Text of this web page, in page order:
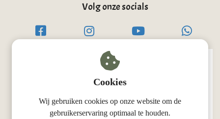
Volg onze socials
Cookies
Wij gebruiken cookies op onze website om de
gebruikerservaring optimaal te houden.